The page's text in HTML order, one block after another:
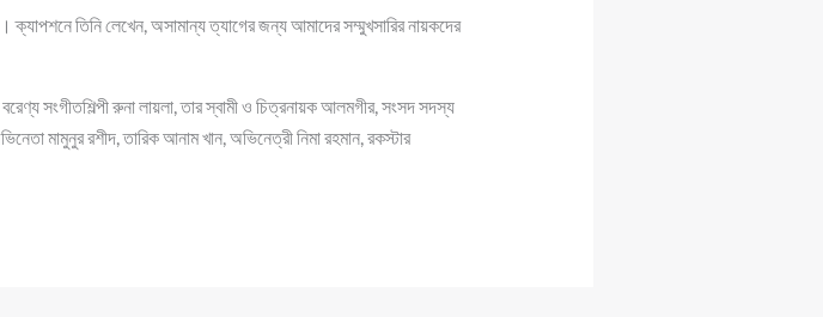
ক্যাপশনে তিনি লেখেন, অসামান্য ত্যাগের জন্য আমাদের সম্মুখসারির নায়কদের
সংগীতশিল্পী রুনা লায়লা, তার স্বামী ও চিত্রনায়ক আলমগীর, সংসদ সদস্য
মামুনুর রশীদ, তারিক আনাম খান, অভিনেত্রী নিমা রহমান, রকস্টার